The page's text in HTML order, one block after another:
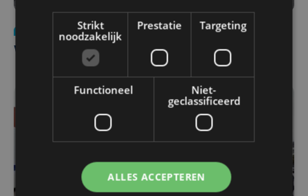
zo 13 oktober 2024 | 13:05
Wie kan Dirk De fauw wat doen in Brugge?
Strikt
noodzakelijk
Prestatie Targeting
Functioneel
Niet-
geclassificeerd
ALLES ACCEPTEREN